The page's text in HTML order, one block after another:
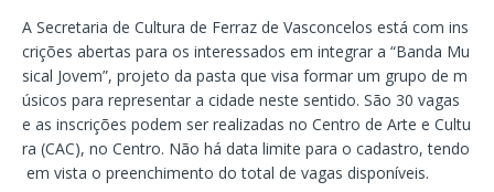
A Secretaria de Cultura de Ferraz de Vasconcelos está com ins
crições abertas para os interessados em integrar a “Banda Mu
sical Jovem”, projeto da pasta que visa formar um grupo de m
úsicos para representar a cidade neste sentido. São 30 vagas
e as inscrições podem ser realizadas no Centro de Arte e Cultu
ra (CAC), no Centro. Não há data limite para o cadastro, tendo
em vista o preenchimento do total de vagas disponíveis.